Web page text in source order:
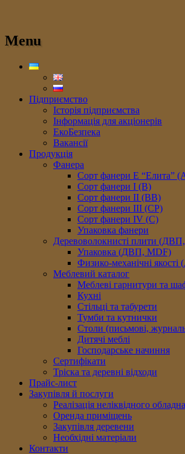
Menu
Підприємство
Історія підприємства
Інформація для акціонерів
ЕкоБезпека
Вакансії
Продукція
Фанера
Сорт фанери E “Елита”
Сорт фанери I (В)
Сорт фанери II (ВB)
Сорт фанери III (CP)
Сорт фанери IV (C)
Упаковка фанери
Деревоволокнисті плити
Упаковка (ДВП, MDF)
Физико-механічні
Меблевий каталог
Меблеві гарнитури та
Кухні
Стільці та табурети
Тумби та кутнички
Столи (письмові,
Дитячі меблі
Господарське начиння
Сертифікати
Тріска та деревні відходи
Прайс-лист
Закупівля й послуги
Реалізація неліквідного
Оренда приміщень
Закупівля деревени
Необхідні матеріали
Контакти